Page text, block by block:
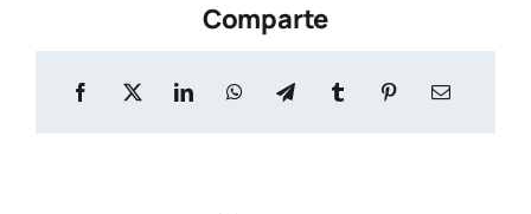
Comparte